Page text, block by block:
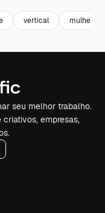
vertical mulher
seu melhor trabalho.
criativos, empresas,